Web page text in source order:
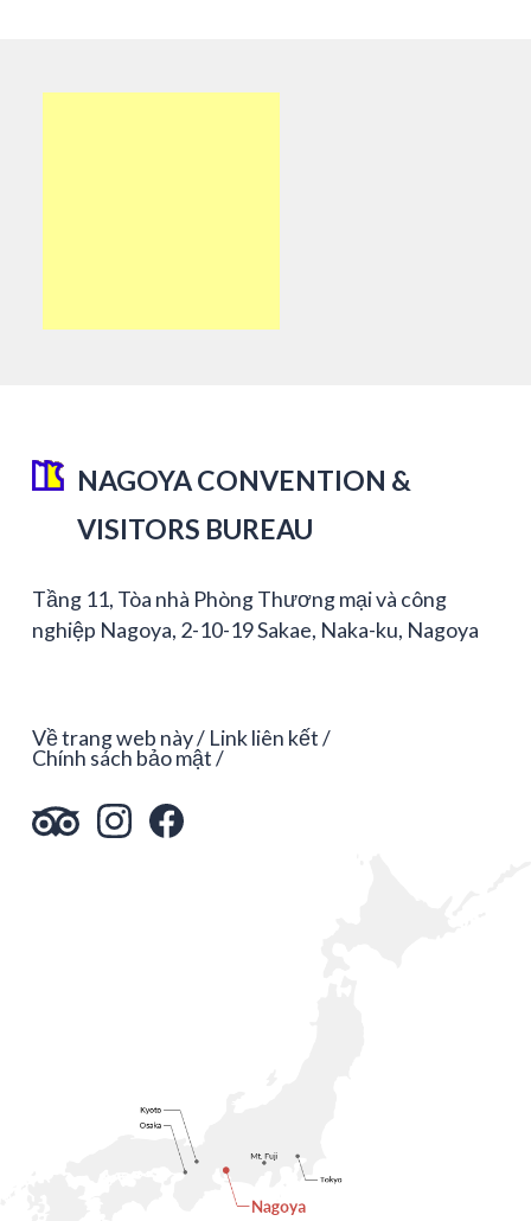
NAGOYA CONVENTION &
VISITORS BUREAU
Tầng 11, Tòa nhà Phòng Thương mại và công
nghiệp Nagoya, 2-10-19 Sakae, Naka-ku, Nagoya
Về trang web này Link liên kết
Chính sách bảo mật